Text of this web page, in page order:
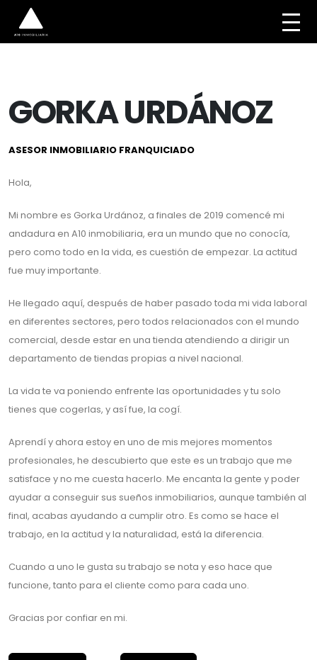
GORKA URDÁNOZ
ASESOR INMOBILIARIO FRANQUICIADO
Hola,
Mi nombre es Gorka Urdánoz, a finales de 2019 comencé mi
andadura en A10 inmobiliaria, era un mundo que no conocía,
pero como todo en la vida, es cuestión de empezar. La actitud
fue muy importante.
He llegado aquí, después de haber pasado toda mi vida laboral
en diferentes sectores, pero todos relacionados con el mundo
comercial, desde estar en una tienda atendiendo a dirigir un
departamento de tiendas propias a nivel nacional.
La vida te va poniendo enfrente las oportunidades y tu solo
tienes que cogerlas, y así fue, la cogí.
Aprendí y ahora estoy en uno de mis mejores momentos
profesionales, he descubierto que este es un trabajo que me
satisface y no me cuesta hacerlo. Me encanta la gente y poder
ayudar a conseguir sus sueños inmobiliarios, aunque también al
final, acabas ayudando a cumplir otro. Es como se hace el
trabajo, en la actitud y la naturalidad, está la diferencia.
Cuando a uno le gusta su trabajo se nota y eso hace que
funcione, tanto para el cliente como para cada uno.
Gracias por confiar en mi.